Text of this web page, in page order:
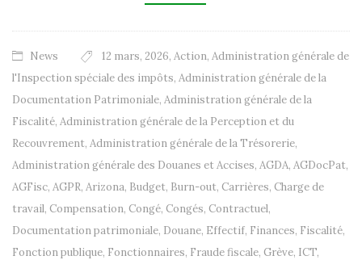
News 12 mars, 2026, Action, Administration générale de
l'Inspection spéciale des impôts, Administration générale de la
Documentation Patrimoniale, Administration générale de la
Fiscalité, Administration générale de la Perception et du
Recouvrement, Administration générale de la Trésorerie,
Administration générale des Douanes et Accises, AGDA, AGDocPat,
AGFisc, AGPR, Arizona, Budget, Burn-out, Carrières, Charge de
travail, Compensation, Congé, Congés, Contractuel,
Documentation patrimoniale, Douane, Effectif, Finances, Fiscalité,
Fonction publique, Fonctionnaires, Fraude fiscale, Grève, ICT,